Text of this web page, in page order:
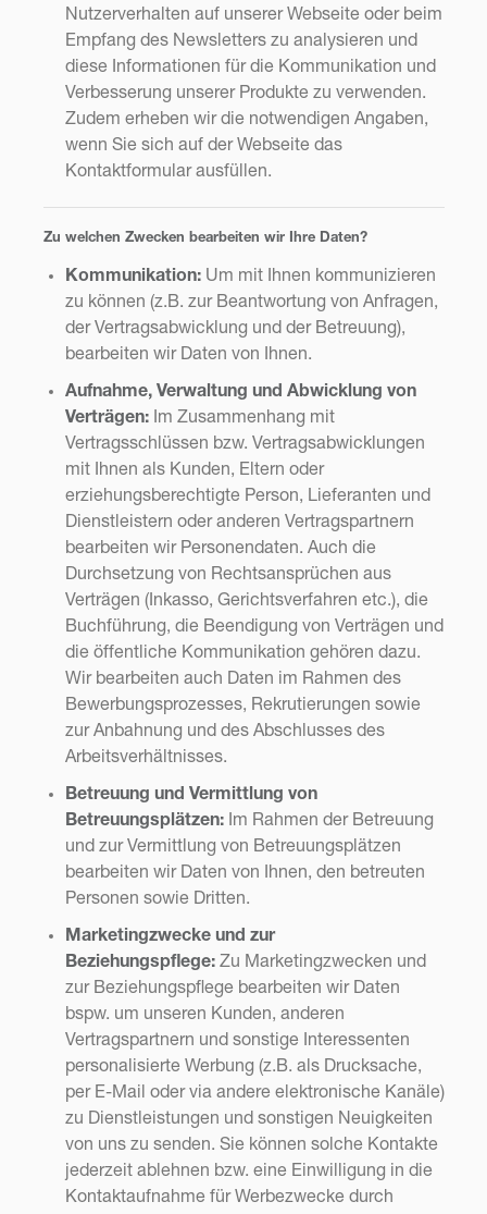
Nutzerverhalten auf unserer Webseite oder beim
Empfang des Newsletters zu analysieren und
diese Informationen für die Kommunikation und
Verbesserung unserer Produkte zu verwenden.
Zudem erheben wir die notwendigen Angaben,
wenn Sie sich auf der Webseite das
Kontaktformular ausfüllen.
Zu welchen Zwecken bearbeiten wir Ihre Daten?
Kommunikation:Um mit Ihnen kommunizieren
zu können (z.B. zur Beantwortung von Anfragen,
der Vertragsabwicklung und der Betreuung),
bearbeiten wir Daten von Ihnen.
Aufnahme, Verwaltung und Abwicklung von
Verträgen:Im Zusammenhang mit
Vertragsschlüssen bzw. Vertragsabwicklungen
mit Ihnen als Kunden, Eltern oder
erziehungsberechtigte Person, Lieferanten und
Dienstleistern oder anderen Vertragspartnern
bearbeiten wir Personendaten. Auch die
Durchsetzung von Rechtsansprüchen aus
Verträgen (Inkasso, Gerichtsverfahren etc.), die
Buchführung, die Beendigung von Verträgen und
die öffentliche Kommunikation gehören dazu.
Wir bearbeiten auch Daten im Rahmen des
Bewerbungsprozesses, Rekrutierungen sowie
zur Anbahnung und des Abschlusses des
Arbeitsverhältnisses.
Betreuung und Vermittlung von
Betreuungsplätzen:Im Rahmen der Betreuung
und zur Vermittlung von Betreuungsplätzen
bearbeiten wir Daten von Ihnen, den betreuten
Personen sowie Dritten.
Marketingzwecke und zur
Beziehungspflege:Zu Marketingzwecken und
zur Beziehungspflege bearbeiten wir Daten
bspw. um unseren Kunden, anderen
Vertragspartnern und sonstige Interessenten
personalisierte Werbung (z.B. als Drucksache,
per E-Mail oder via andere elektronische Kanäle)
zu Dienstleistungen und sonstigen Neuigkeiten
von uns zu senden. Sie können solche Kontakte
jederzeit ablehnen bzw. eine Einwilligung in die
Kontaktaufnahme für Werbezwecke durch